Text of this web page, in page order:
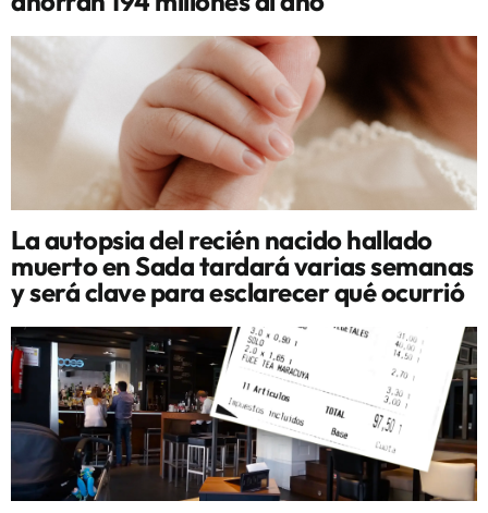
La autopsia del recién nacido hallado
muerto en Sada tardará varias semanas
y será clave para esclarecer qué ocurrió